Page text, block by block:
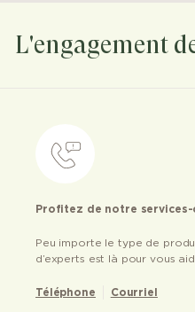
L'engagement
Profitez de notre
Peu importe le type de
d’experts est là pour vous
Téléphone Courriel